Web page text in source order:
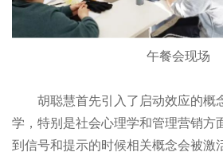
午餐会现场
胡聪慧首先引入了启动效应的概
学，特别是社会心理学和管理营销方
到信号和提示的时候相关概念会被激